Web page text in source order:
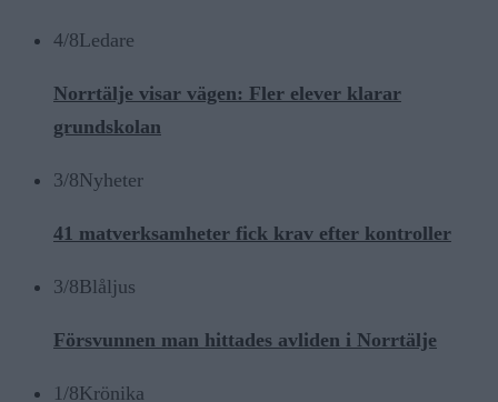
4/8Ledare
Norrtälje visar vägen: Fler elever klarar
grundskolan
3/8Nyheter
41 matverksamheter fick krav efter kontroller
3/8Blåljus
Försvunnen man hittades avliden i Norrtälje
1/8Krönika